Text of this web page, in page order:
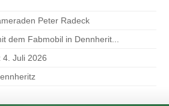
Peter Radeck
dem Fabmobil in Dennherit...
4. Juli 2026